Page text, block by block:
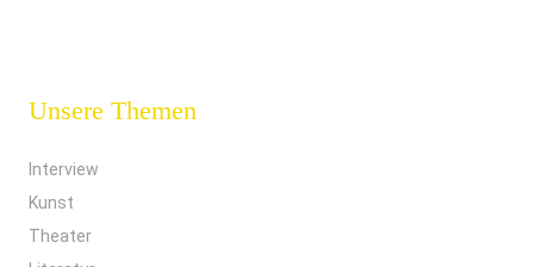
Unsere Themen
Interview
Kunst
Theater